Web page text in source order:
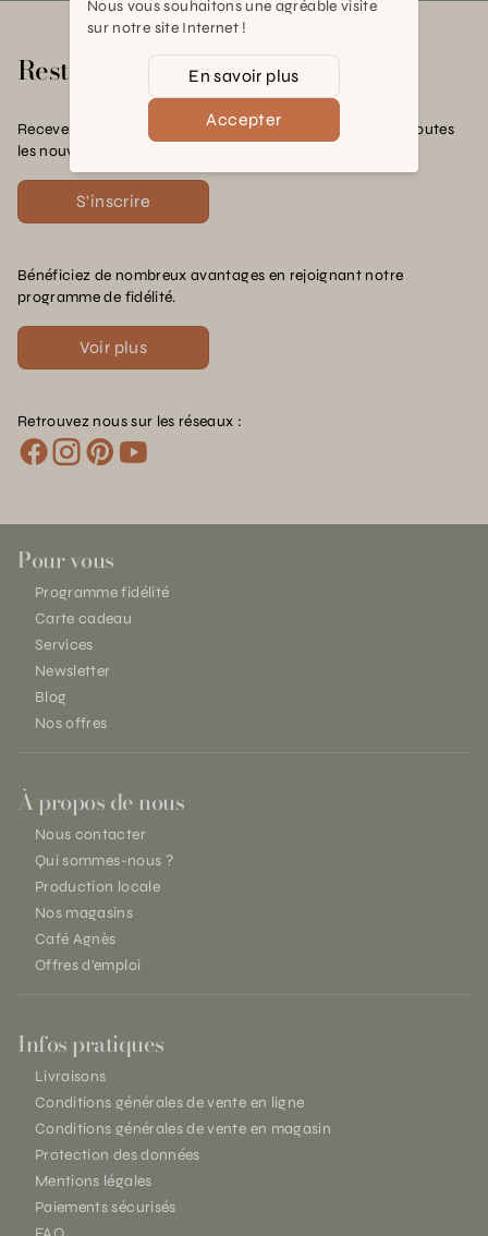
Rester en contact
Recevez nos offres exclusives, nos conseils pratiques et toutes
les nouvelles Schilliger
S'inscrire
Bénéficiez de nombreux avantages en rejoignant notre
programme de fidélité.
Voir plus
Retrouvez nous sur les réseaux :
Pour vous
Programme fidélité
Carte cadeau
Services
Newsletter
Blog
Nos offres
À propos de nous
Nous contacter
Qui sommes-nous ?
Production locale
Nos magasins
Café Agnès
Offres d'emploi
Infos pratiques
Livraisons
Conditions générales de vente en ligne
Conditions générales de vente en magasin
Protection des données
Mentions légales
Paiements sécurisés
Nous vous souhaitons une agréable visite
sur notre site Internet !
En savoir plus
Accepter